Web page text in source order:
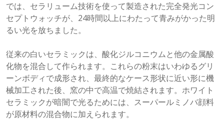
では、セラリューム技術を使って製造された完全発光コン
セプトウォッチが、24時間以上にわたって青みがかった明
るい光を放ちました。
従来の白いセラミックは、酸化ジルコニウムと他の金属酸
化物を混合して作られます。これらの粉末はいわゆるグリ
ーンボディで成形され、最終的なケース形状に近い形に機
械加工された後、窯の中で高温で焼結されます。ホワイト
セラミックが暗闇で光るためには、スーパールミノバ顔料
が原材料の混合物に加えられます。